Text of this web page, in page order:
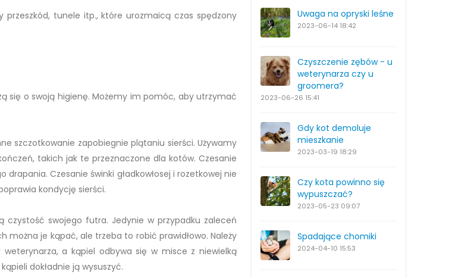
Uwaga na opryski leśne
2023-06-14 18:42
Czyszczenie zębów - u
weterynarza czy u
groomera?
2023-06-26 15:41
Gdy kot demoluje
mieszkanie
2023-03-19 18:29
Czy kota powinno się
wypuszczać?
2023-05-23 09:07
Spadające chomiki
2024-04-10 15:53
przeszkód, tunele itp., które urozmaicą czas spędzony
się o swoją higienę. Możemy im pomóc, aby utrzymać
szczotkowanie zapobiegnie plątaniu sierści. Używamy
takich jak te przeznaczone dla kotów. Czesanie
Czesanie świnki gładkowłosej i rozetkowej nie
kondycję sierści.
czystość swojego futra. Jedynie w przypadku zaleceń
je kąpać, ale trzeba to robić prawidłowo. Należy
a kąpiel odbywa się w misce z niewielką
dokładnie ją wysuszyć.